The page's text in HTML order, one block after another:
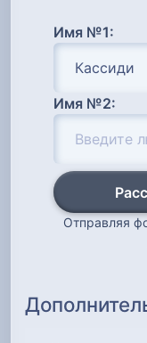
Имя №1:
Имя №2:
Отправляя